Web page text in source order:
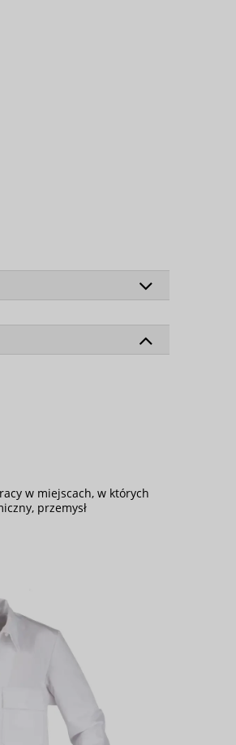
w miejscach, w których
przemysł